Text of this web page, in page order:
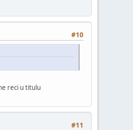
#10
reci u titulu
#11